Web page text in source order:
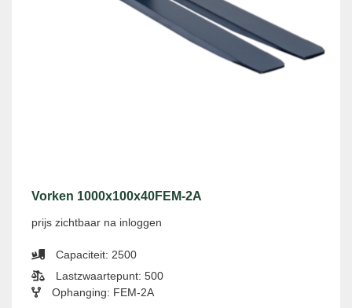
Vorken 1000x100x40FEM-2A
prijs zichtbaar na inloggen
Capaciteit: 2500
Lastzwaartepunt: 500
Ophanging: FEM-2A